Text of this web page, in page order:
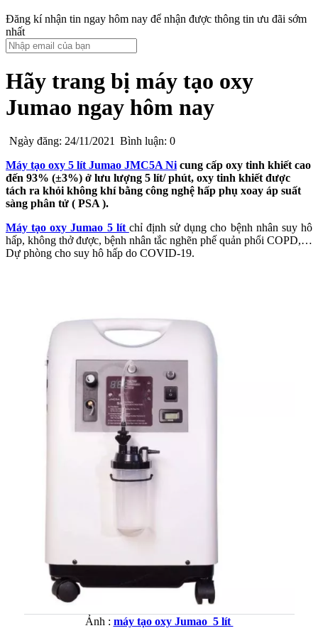
Đăng kí nhận tin ngay hôm nay để nhận được thông tin ưu đãi sớm
nhất
Hãy trang bị máy tạo oxy
Jumao ngay hôm nay
Ngày đăng: 24/11/2021 Bình luận: 0
Máy tạo oxy 5 lít Jumao JMC5A Ni cung cấp oxy tinh khiết cao
đến 93% (±3%) ở lưu lượng 5 lít/ phút, oxy tinh khiết được
tách ra khỏi không khí bằng công nghệ hấp phụ xoay áp suất
sàng phân tử ( PSA ).
Máy tạo oxy Jumao 5 lít chỉ định sử dụng cho bệnh nhân suy hô
hấp, không thở được, bệnh nhân tắc nghẽn phế quản phổi COPD,…
Dự phòng cho suy hô hấp do COVID-19.
Ảnh : máy tạo oxy Jumao 5 lít